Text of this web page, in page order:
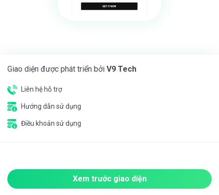
Giao diện được phát triển bởi V9 Tech
Liên hệ hỗ trợ
Hướng dẫn sử dụng
Điều khoản sử dụng
Xem trước giao diện